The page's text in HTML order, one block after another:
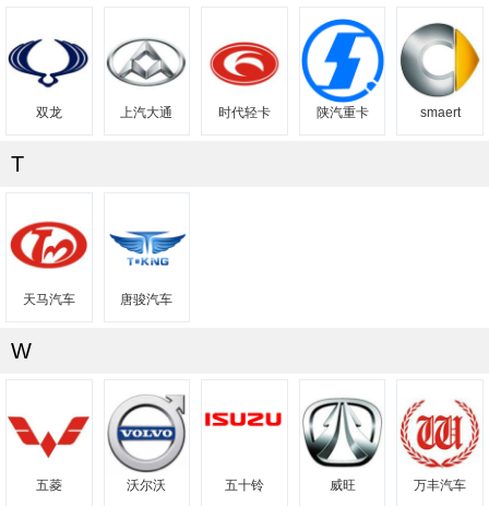
双龙 上汽大通 时代轻卡 陕汽重卡 smaert
T
天马汽车 唐骏汽车
W
五菱 沃尔沃 五十铃 威旺 万丰汽车